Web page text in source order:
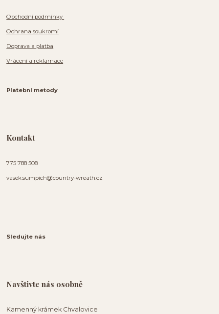
Obchodní podmínky
Ochrana soukromí
Doprava a platba
Vrácení a reklamace
Platební metody
Kontakt
775 788 508
vasek.sumpich@country-wreath.cz
Sledujte nás
Navštivte nás osobně
Kamenný krámek Chvalovice